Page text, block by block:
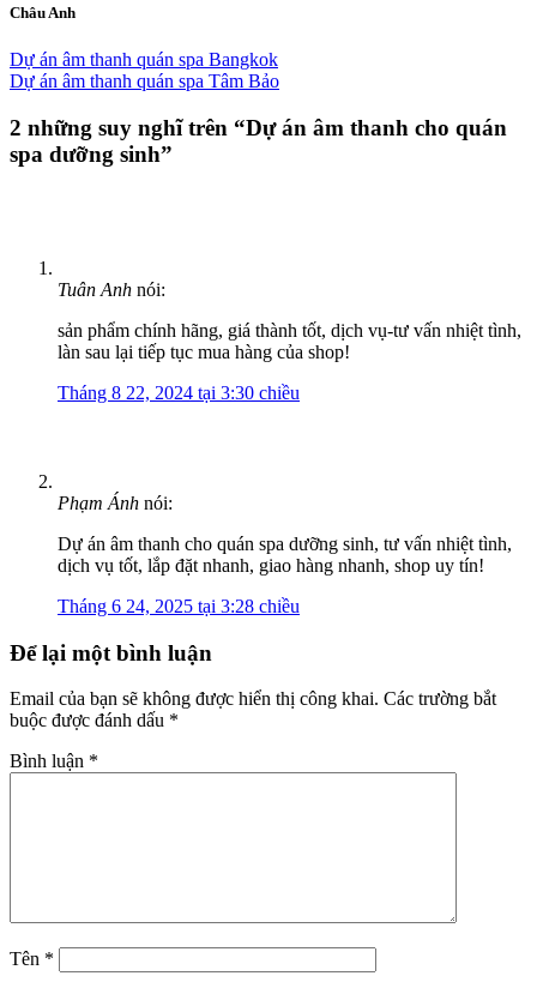
Châu Anh
Dự án âm thanh quán spa Bangkok
Dự án âm thanh quán spa Tâm Bảo
2 những suy nghĩ trên “Dự án âm thanh cho quán
spa dưỡng sinh”
Tuân Anh nói:
sản phẩm chính hãng, giá thành tốt, dịch vụ-tư vấn nhiệt tình,
làn sau lại tiếp tục mua hàng của shop!
Tháng 8 22, 2024 tại 3:30 chiều
Phạm Ánh nói:
Dự án âm thanh cho quán spa dưỡng sinh, tư vấn nhiệt tình,
dịch vụ tốt, lắp đặt nhanh, giao hàng nhanh, shop uy tín!
Tháng 6 24, 2025 tại 3:28 chiều
Để lại một bình luận
Email của bạn sẽ không được hiển thị công khai. Các trường bắt
buộc được đánh dấu *
Bình luận *
Tên *